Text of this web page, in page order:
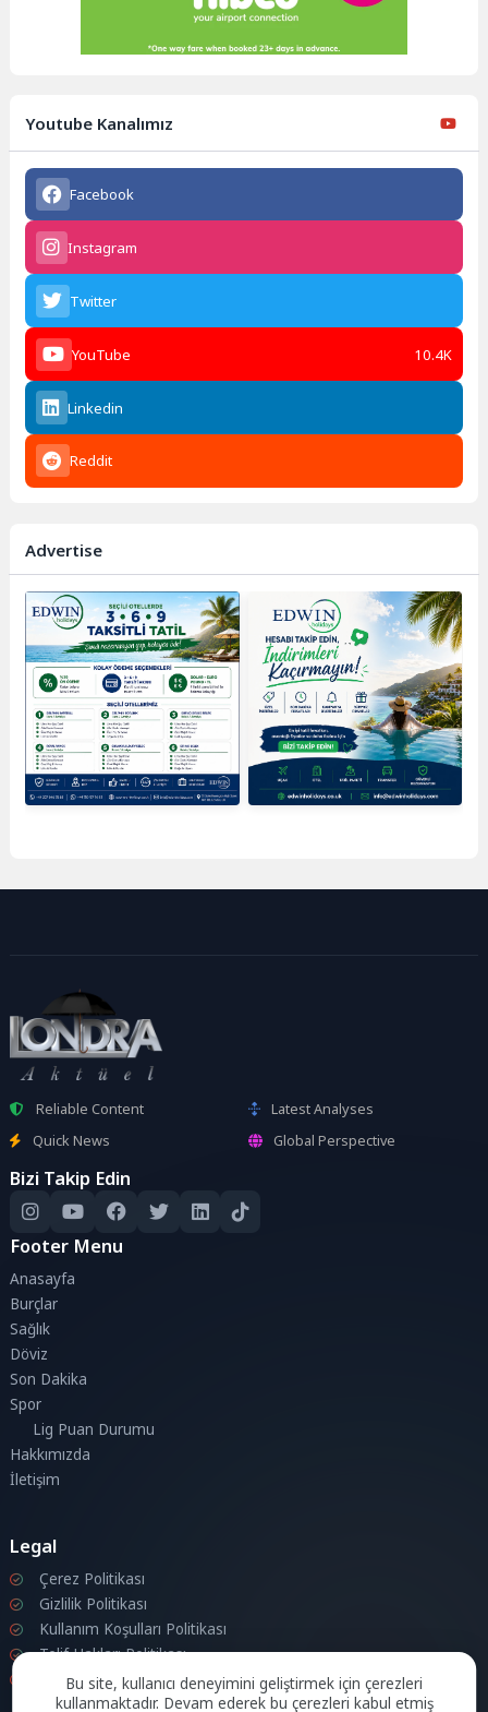
Youtube Kanalımız
Facebook
Instagram
Twitter
YouTube 10.4K
Linkedin
Reddit
Advertise
Reliable Content
Latest Analyses
Quick News
Global Perspective
Bizi Takip Edin
Footer Menu
Anasayfa
Burçlar
Sağlık
Döviz
Son Dakika
Spor
Lig Puan Durumu
Hakkımızda
İletişim
Legal
Çerez Politikası
Gizlilik Politikası
Kullanım Koşulları Politikası
Telif Hakları Politikası
İletişim
Bu site, kullanıcı deneyimini geliştirmek için çerezleri
kullanmaktadır. Devam ederek bu çerezleri kabul etmiş